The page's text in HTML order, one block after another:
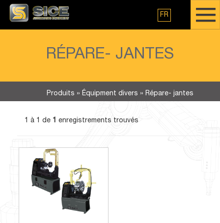
FR
RÉPARE- JANTES
Produits » Équipment divers » Répare- jantes
1 à 1 de 1 enregistrements trouvés